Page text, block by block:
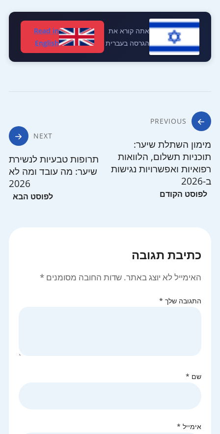
אתה קורא את
הגרסה בעברית
Read in
English
ניווט
PREVIOUS
מימון השתלת שיער:
תוכניות תשלום, הלוואות
רפואיות ואפשרויות נגישות
ב-2026
NEXT
תרופות טבעיות לנשירת
שיער: מה עובד ומה לא
2026
כתיבת תגובה
האימייל לא יוצג באתר. שדות החובה מסומנים *
התגובה שלך *
שם *
אימייל *